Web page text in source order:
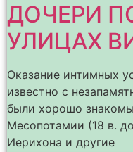
ДОЧЕРИ
УЛИЦАХ
Оказание интимных
известно с
были хорошо
Месопотамии (18 в.
Иерихона и другие